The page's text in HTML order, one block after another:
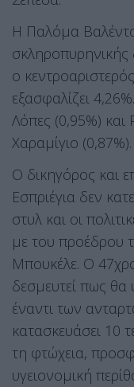
Η Παλόμα
σκληροπυρηνικής
ο
εξασφαλίζει
Λόπες (0,95%)
Χαραμίγιο (0,87%).
Ο δικηγόρος και
Εσπριέγια δεν
στυλ και οι
με του προέδρου
Μπουκέλε. Ο
δεσμευτεί πως θα
έναντι των
κατασκευάσει 10
τη φτώχεια,
υγειονομική